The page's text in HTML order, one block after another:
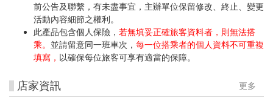
前公告及聯繫，有未盡事宜，主辦單位保留修改、終止、變更
活動內容細節之權利。
此產品包含個人保險， 若無填妥正確旅客資料者，則無法搭
乘。 並請留意同一班車次， 每一位搭乘者的個人資料不可重複
填寫， 以確保每位旅客可享有適當的保障。
店家資訊 更多